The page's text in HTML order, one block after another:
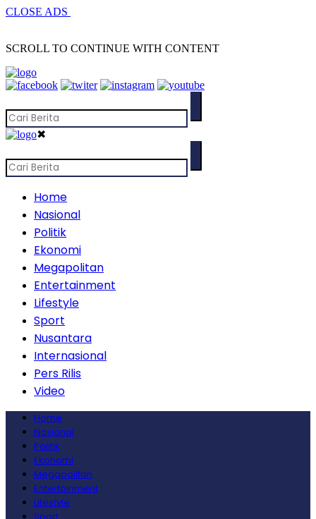
CLOSE ADS
SCROLL TO CONTINUE WITH CONTENT
✖
Home
Nasional
Politik
Ekonomi
Megapolitan
Entertainment
Lifestyle
Sport
Nusantara
Internasional
Pers Rilis
Video
Home
Nasional
Politik
Ekonomi
Megapolitan
Entertainment
Lifestyle